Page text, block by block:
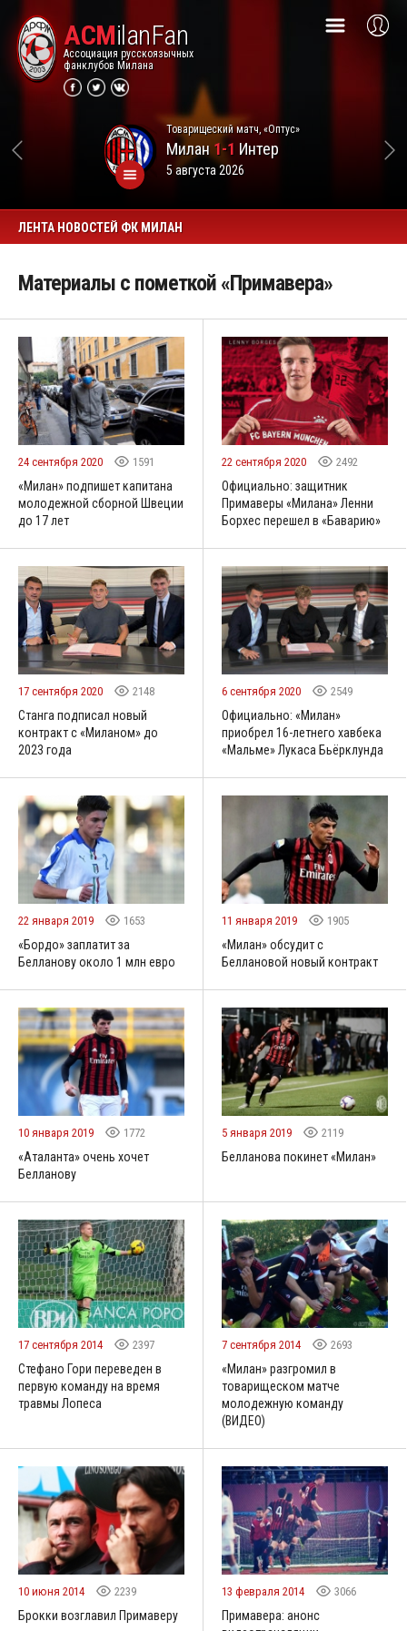
ACMilanFan
Ассоциация русскоязычных
фанклубов Милана
Товарищеский матч, «Оптус»
Милан1-1 Интер
5 августа 2026
ЛЕНТА НОВОСТЕЙ ФК МИЛАН
Материалы с пометкой «Примавера»
24 сентября 2020 1591
«Милан» подпишет капитана
молодежной сборной Швеции
до 17 лет
22 сентября 2020 2492
Официально: защитник
Примаверы «Милана» Ленни
Борхес перешел в «Баварию»
17 сентября 2020 2148
Станга подписал новый
контракт с «Миланом» до
2023 года
6 сентября 2020 2549
Официально: «Милан»
приобрел 16-летнего хавбека
«Мальме» Лукаса Бьёрклунда
22 января 2019 1653
«Бордо» заплатит за
Белланову около 1 млн евро
11 января 2019 1905
«Милан» обсудит с
Беллановой новый контракт
10 января 2019 1772
«Аталанта» очень хочет
Белланову
5 января 2019 2119
Белланова покинет «Милан»
17 сентября 2014 2397
Стефано Гори переведен в
первую команду на время
травмы Лопеса
7 сентября 2014 2693
«Милан» разгромил в
товарищеском матче
молодежную команду
(ВИДЕО)
10 июня 2014 2239
Брокки возглавил Примаверу
13 февраля 2014 3066
Примавера: анонс